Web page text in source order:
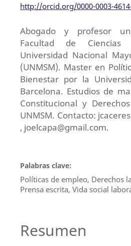
http://orcid.org/0000-0003-
Abogado y profesor
Facultad de
Universidad Nacional
(UNMSM). Master en
Bienestar por la
Barcelona. Estudios de
Constitucional y
UNMSM. Contacto:
, joelcapa@gmail.com.
Palabras clave:
Políticas de empleo, Derechos
Prensa escrita, Vida social
Resumen